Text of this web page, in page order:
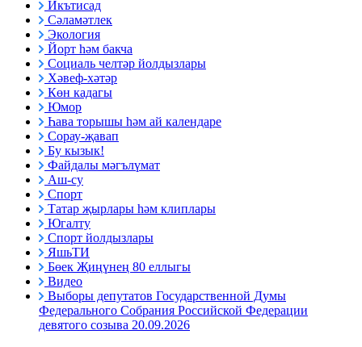
Икътисад
Сәламәтлек
Экология
Йорт һәм бакча
Социаль челтәр йолдызлары
Хәвеф-хәтәр
Көн кадагы
Юмор
Һава торышы һәм ай календаре
Сорау-җавап
Бу кызык!
Файдалы мәгълүмат
Аш-су
Спорт
Татар җырлары һәм клиплары
Югалту
Спорт йолдызлары
ЯшьТИ
Бөек Җиңүнең 80 еллыгы
Видео
Выборы депутатов Государственной Думы
Федерального Собрания Российской Федерации
девятого созыва 20.09.2026